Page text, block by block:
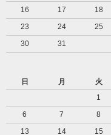
16
17 18
23
24 25
30
31
日
月 火
1
6
7 8
13
14 15